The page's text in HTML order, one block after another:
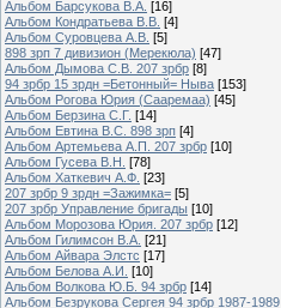
Альбом Барсукова В.А. [16]
Альбом Кондратьева В.В. [4]
Альбом Суровцева А.В. [5]
898 зрп 7 дивизион (Мерекюла) [47]
Альбом Дымова С.В. 207 зрбр [8]
94 зрбр 15 зрдн =Бетонный= Ныва [153]
Альбом Рогова Юрия (Сааремаа) [45]
Альбом Берзина С.Г. [14]
Альбом Евтина В.С. 898 зрп [4]
Альбом Артемьева А.П. 207 зрбр [10]
Альбом Гусева В.Н. [78]
Альбом Хаткевич А.Ф. [23]
207 зрбр 9 зрдн =Зажимка= [5]
207 зрбр Управление бригады [10]
Альбом Морозова Юрия. 207 зрбр [12]
Альбом Гилимсон В.А. [21]
Альбом Айвара Элстс [17]
Альбом Белова А.И. [10]
Альбом Волкова Ю.Б. 94 зрбр [14]
Альбом Безрукова Сергея 94 зрбр 1987-1989